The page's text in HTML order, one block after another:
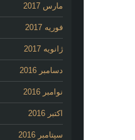
مارس 2017
فوریه 2017
ژانویه 2017
دسامبر 2016
نوامبر 2016
اکتبر 2016
سپتامبر 2016